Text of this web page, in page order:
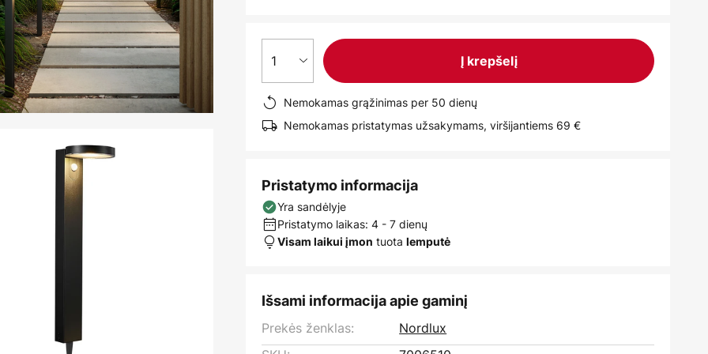
1 Į krepšelį
Nemokamas grąžinimas per 50 dienų
Nemokamas pristatymas užsakymams, viršijantiems 69 €
Pristatymo informacija
Yra sandėlyje
Pristatymo laikas: 4 - 7 dienų
Visam laikui įmon tuotalemputė
Išsami informacija apie gaminį
Prekės ženklas:
Nordlux